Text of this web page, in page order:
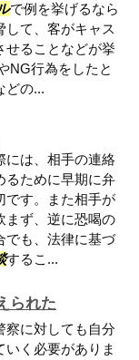
で例を挙げるなら
して、客がキャス
せることなどが挙
NG行為をしたと
どの...
には、相手の連絡
るために早期に弁
です。また相手が
まず、逆に恐喝の
でも、法律に基づ
するこ...
られた
察に対しても自分
く必要がありま